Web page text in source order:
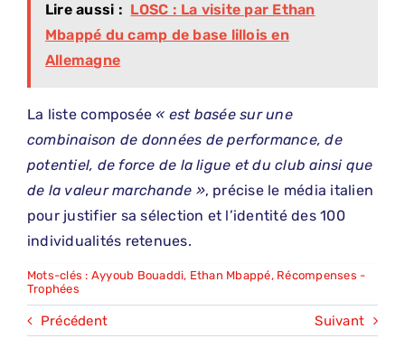
Lire aussi : LOSC : La visite par Ethan
Mbappé du camp de base lillois en
Allemagne
La liste composée « est basée sur une
combinaison de données de performance, de
potentiel, de force de la ligue et du club ainsi que
de la valeur marchande », précise le média italien
pour justifier sa sélection et l’identité des 100
individualités retenues.
Mots-clés : Ayyoub Bouaddi, Ethan Mbappé, Récompenses -
Trophées
Précédent Suivant